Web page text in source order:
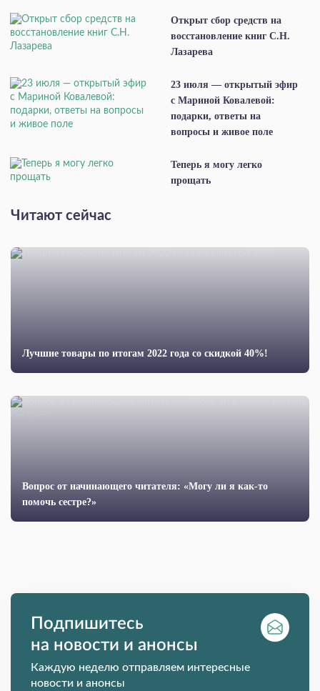
Открыт сбор средств на
восстановление книг С.Н.
Лазарева
23 июля — открытый эфир
с Мариной Ковалевой:
подарки, ответы на
вопросы и живое поле
Теперь я могу легко
прощать
Читают сейчас
Лучшие товары по итогам 2022 года со скидкой 40%!
Вопрос от начинающего читателя: «Могу ли я как-то
помочь сестре?»
Подпишитесь
на новости и анонсы
Каждую неделю отправляем интересные
новости и анонсы